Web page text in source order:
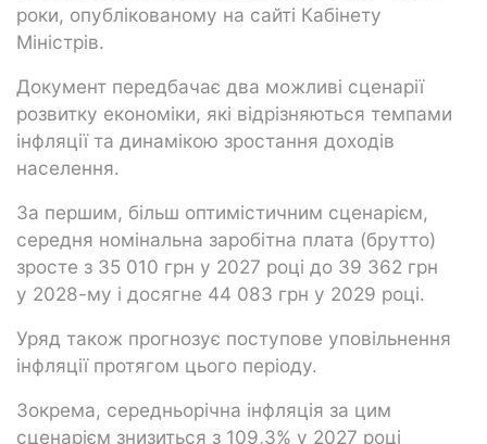
роки, опублікованому на сайті Кабінету
Міністрів.
Документ передбачає два можливі сценарії
розвитку економіки, які відрізняються темпами
інфляції та динамікою зростання доходів
населення.
За першим, більш оптимістичним сценарієм,
середня номінальна заробітна плата (брутто)
зросте з 35 010 грн у 2027 році до 39 362 грн
у 2028-му і досягне 44 083 грн у 2029 році.
Уряд також прогнозує поступове уповільнення
інфляції протягом цього періоду.
Зокрема, середньорічна інфляція за цим
сценарієм знизиться з 109,3% у 2027 році